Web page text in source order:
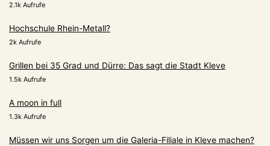
2.1k Aufrufe
Hochschule Rhein-Metall?
2k Aufrufe
Grillen bei 35 Grad und Dürre: Das sagt die Stadt Kleve
1.5k Aufrufe
A moon in full
1.3k Aufrufe
Müssen wir uns Sorgen um die Galeria-Filiale in Kleve machen?